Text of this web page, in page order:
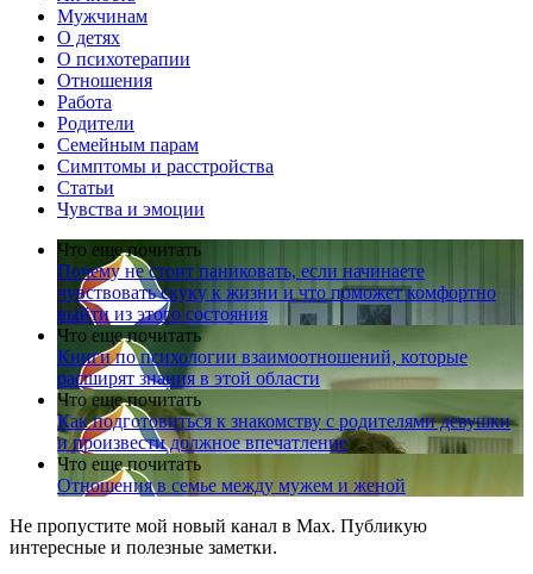
Мужчинам
О детях
О психотерапии
Отношения
Работа
Родители
Семейным парам
Симптомы и расстройства
Статьи
Чувства и эмоции
Что еще почитать
Почему не стоит паниковать, если начинаете
чувствовать скуку к жизни и что поможет комфортно
выйти из этого состояния
Что еще почитать
Книги по психологии взаимоотношений, которые
расширят знания в этой области
Что еще почитать
Как подготовиться к знакомству с родителями девушки
и произвести должное впечатление
Что еще почитать
Отношения в семье между мужем и женой
Не пропустите мой новый канал в Max. Публикую
интересные и полезные заметки.